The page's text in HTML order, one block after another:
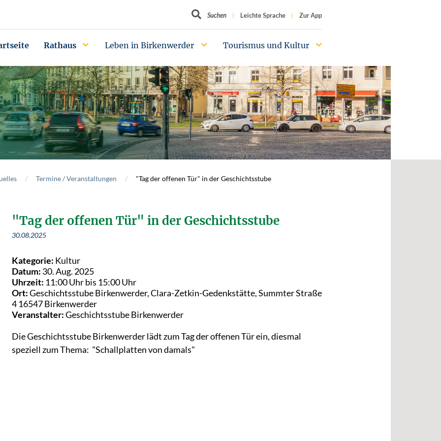
Suchbegriff
Suchen Leichte Sprache Zur App
Rathaus Leben in Birkenwerder Tourismus und Kultur
Termine / Veranstaltungen "Tag der offenen Tür" in der Geschichtsstube
"Tag der offenen Tür" in der Geschichtsstube
30.08.2025
Kategorie: Kultur
Datum: 30. Aug. 2025
Uhrzeit: 11:00 Uhr bis 15:00 Uhr
Ort:Geschichtsstube Birkenwerder, Clara-Zetkin-Gedenkstätte, Summter Straße
4 16547 Birkenwerder
Veranstalter:Geschichtsstube Birkenwerder
Die Geschichtsstube Birkenwerder lädt zum Tag der offenen Tür ein, diesmal
speziell zum Thema: "Schallplatten von damals"